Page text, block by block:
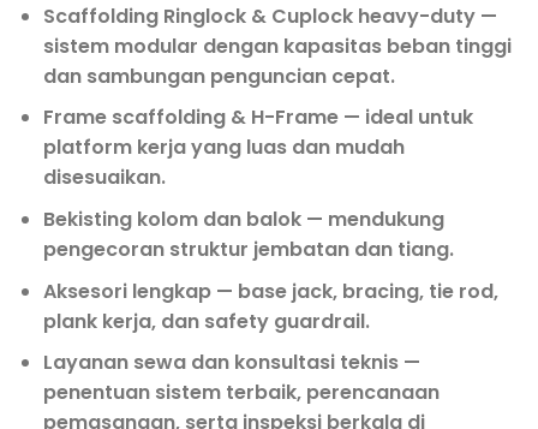
Scaffolding Ringlock & Cuplock heavy-duty—
sistem modular dengan kapasitas beban tinggi
dan sambungan penguncian cepat.
Frame scaffolding & H-Frame— ideal untuk
platform kerja yang luas dan mudah
disesuaikan.
Bekisting kolom dan balok— mendukung
pengecoran struktur jembatan dan tiang.
Aksesori lengkap— base jack, bracing, tie rod,
plank kerja, dan safety guardrail.
Layanan sewa dan konsultasi teknis—
penentuan sistem terbaik, perencanaan
pemasangan, serta inspeksi berkala di